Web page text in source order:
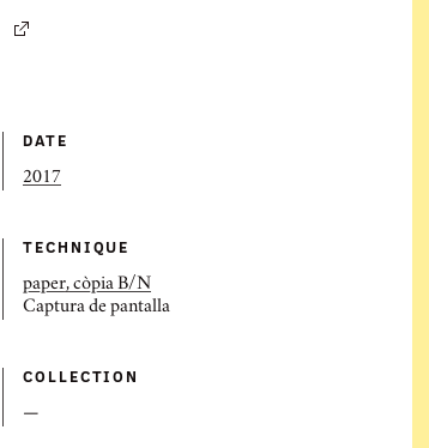
DATE
2017
TECHNIQUE
paper, còpia B/N
Captura de pantalla
COLLECTION
—